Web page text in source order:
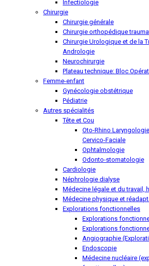
Infectiologie
Chirurgie
Chirurgie générale
Chirurgie orthopédique
Chirurgie Urologique et de la
Andrologie
Neurochirurgie
Plateau technique: Bloc
Femme-enfant
Gynécologie obstétrique
Pédiatrie
Autres spécialités
Tête et Cou
Oto-Rhino
Cervico-Faciale
Ophtalmologie
Odonto-stomatologie
Cardiologie
Néphrologie dialyse
Médecine légale et du travail,
Médecine physique et
Explorations fonctionnelles
Explorations
Explorations
Angiographie
Endoscopie
Médecine nucléaire